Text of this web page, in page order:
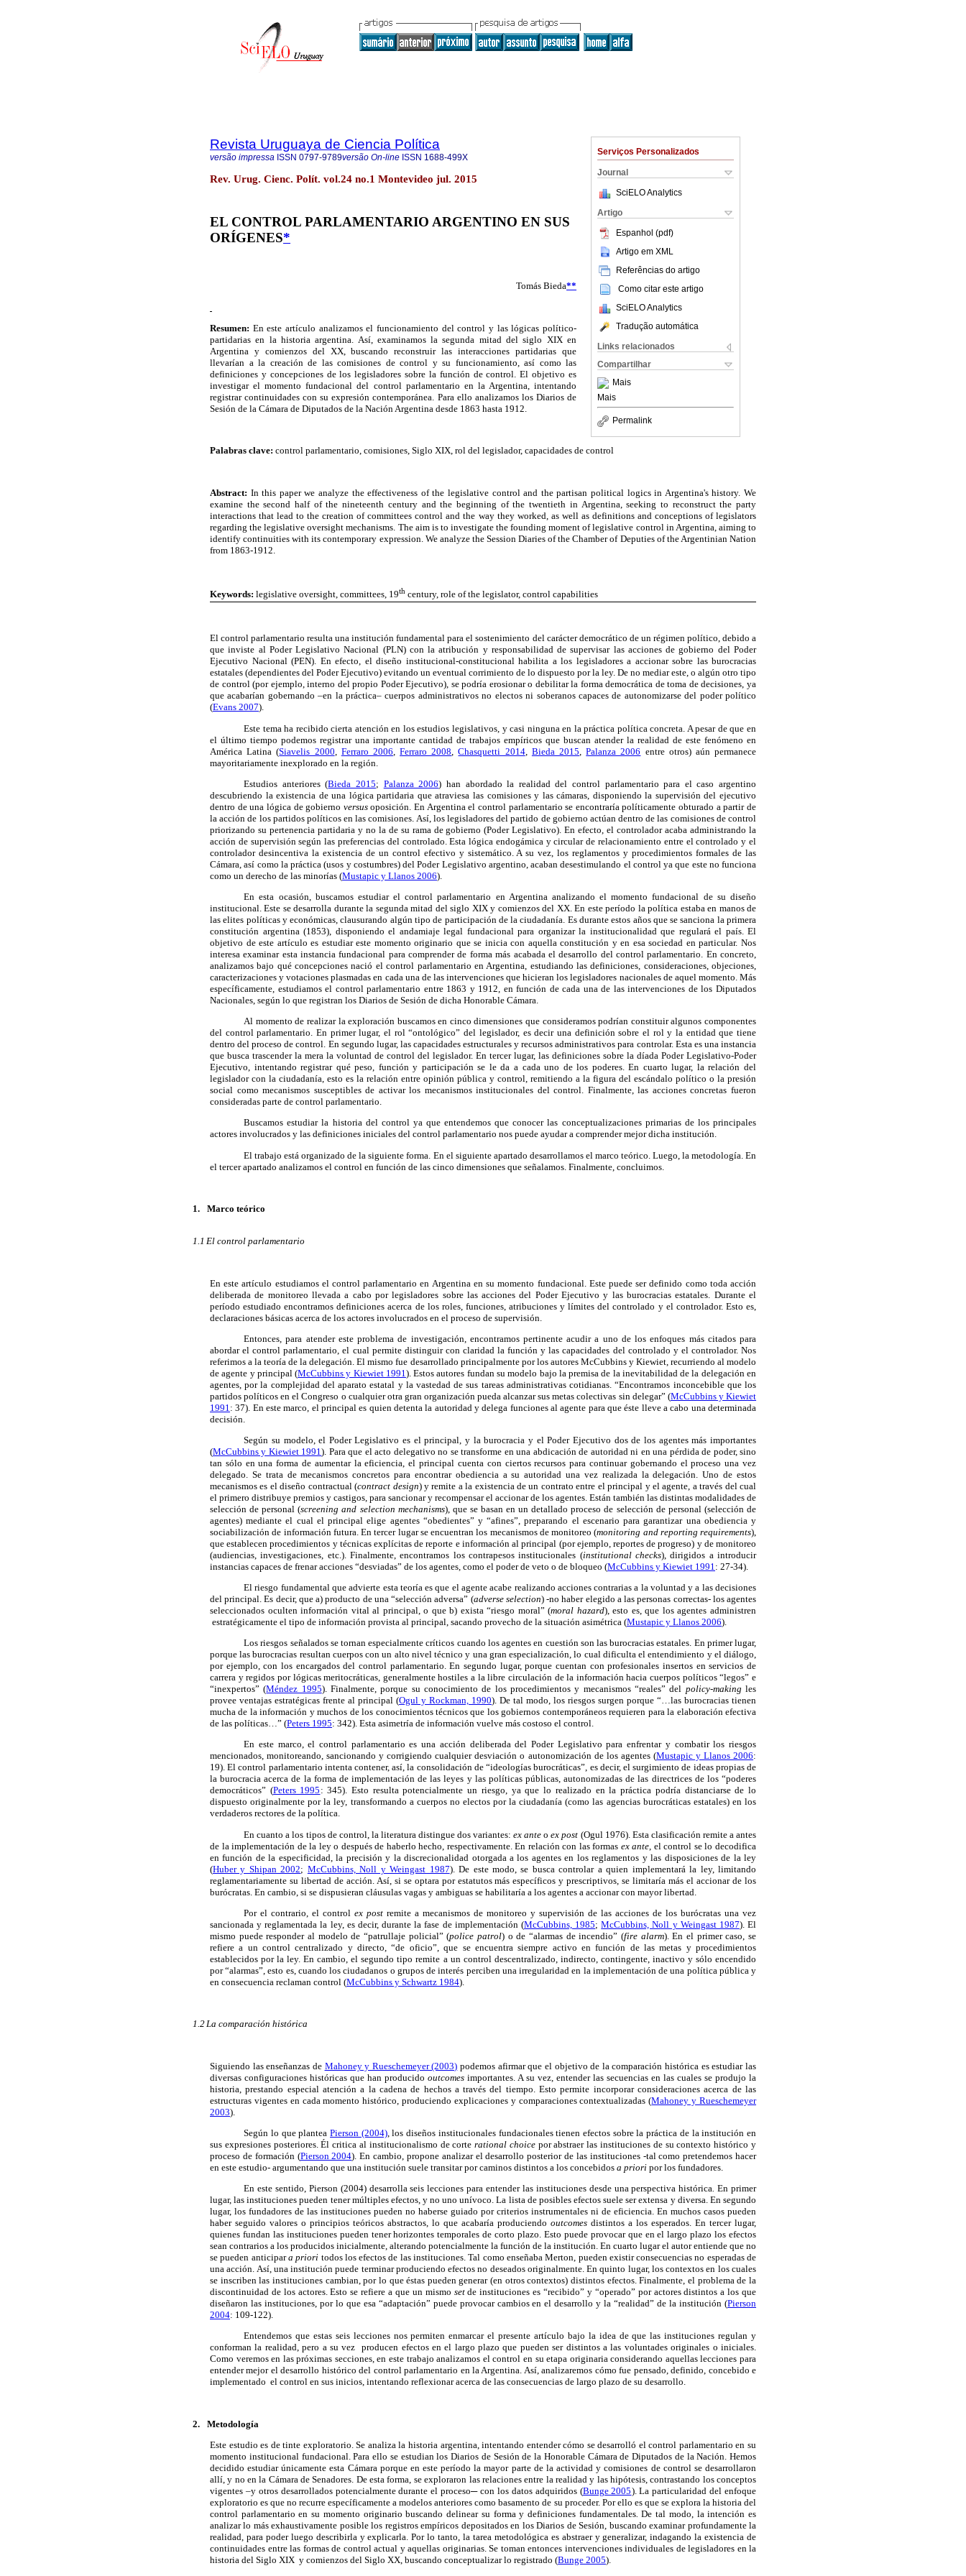
Serviços Personalizados
Journal
SciELO Analytics
Artigo
Espanhol (pdf)
Artigo em XML
Referências do artigo
Como citar este artigo
SciELO Analytics
Tradução automática
Links relacionados
Compartilhar
Mais
Mais
Permalink
Revista Uruguaya de Ciencia Política
versão impressa ISSN 0797-9789versão On-line ISSN 1688-499X
Rev. Urug. Cienc. Polít. vol.24 no.1 Montevideo jul. 2015
EL CONTROL PARLAMENTARIO ARGENTINO EN SUS
ORÍGENES*
Tomás Bieda**
Resumen: En este artículo analizamos el funcionamiento del control y las lógicas político-
partidarias en la historia argentina. Así, examinamos la segunda mitad del siglo XIX en
Argentina y comienzos del XX, buscando reconstruir las interacciones partidarias que
llevarían a la creación de las comisiones de control y su funcionamiento, así como las
definiciones y concepciones de los legisladores sobre la función de control. El objetivo es
investigar el momento fundacional del control parlamentario en la Argentina, intentando
registrar continuidades con su expresión contemporánea. Para ello analizamos los Diarios de
Sesión de la Cámara de Diputados de la Nación Argentina desde 1863 hasta 1912.
Palabras clave: control parlamentario, comisiones, Siglo XIX, rol del legislador, capacidades de control
Abstract: In this paper we analyze the effectiveness of the legislative control and the partisan political logics in Argentina's history. We
examine the second half of the nineteenth century and the beginning of the twentieth in Argentina , seeking to reconstruct the party
interactions that lead to the creation of committees control and the way they worked, as well as definitions and conceptions of legislators
regarding the legislative oversight mechanisms. The aim is to investigate the founding moment of legislative control in Argentina , aiming to
identify continuities with its contemporary expression. We analyze the Session Diaries of the Chamber of Deputies of the Argentinian Nation
from 1863-1912.
Keywords: legislative oversight, committees, 19th century, role of the legislator, control capabilities
El control parlamentario resulta una institución fundamental para el sostenimiento del carácter democrático de un régimen político, debido a
que inviste al Poder Legislativo Nacional (PLN) con la atribución y responsabilidad de supervisar las acciones de gobierno del Poder
Ejecutivo Nacional (PEN). En efecto, el diseño institucional-constitucional habilita a los legisladores a accionar sobre las burocracias
estatales (dependientes del Poder Ejecutivo) evitando un eventual corrimiento de lo dispuesto por la ley. De no mediar este, o algún otro tipo
de control (por ejemplo, interno del propio Poder Ejecutivo), se podría erosionar o debilitar la forma democrática de toma de decisiones, ya
que acabarían gobernando –en la práctica– cuerpos administrativos no electos ni soberanos capaces de autonomizarse del poder político
(Evans 2007).
Este tema ha recibido cierta atención en los estudios legislativos, y casi ninguna en la práctica política concreta. A pesar de que en
el último tiempo podemos registrar una importante cantidad de trabajos empíricos que buscan atender la realidad de este fenómeno en
América Latina (Siavelis 2000 Ferraro 2006 ,Ferraro 2008 ,Chasquetti 2014, Bieda 2015 ,Palanza 2006 entre otros) aún permanece
mayoritariamente inexplorado en la región.
Estudios anteriores (Bieda 2015; Palanza 2006) han abordado la realidad del control parlamentario para el caso argentino
descubriendo la existencia de una lógica partidaria que atraviesa las comisiones y las cámaras, disponiendo la supervisión del ejecutivo
dentro de una lógica de gobierno versusoposición. En Argentina el control parlamentario se encontraría políticamente obturado a partir de
la acción de los partidos políticos en las comisiones. Así, los legisladores del partido de gobierno actúan dentro de las comisiones de control
priorizando su pertenencia partidaria y no la de su rama de gobierno (Poder Legislativo). En efecto, el controlador acaba administrando la
acción de supervisión según las preferencias del controlado. Esta lógica endogámica y circular de relacionamiento entre el controlado y el
controlador desincentiva la existencia de un control efectivo y sistemático. A su vez, los reglamentos y procedimientos formales de las
Cámara, así como la práctica (usos y costumbres) del Poder Legislativo argentino, acaban desestimulando el control ya que este no funciona
como un derecho de las minorías (Mustapic y Llanos 2006).
En esta ocasión, buscamos estudiar el control parlamentario en Argentina analizando el momento fundacional de su diseño
institucional. Este se desarrolla durante la segunda mitad del siglo XIX y comienzos del XX. En este período la política estaba en manos de
las elites políticas y económicas, clausurando algún tipo de participación de la ciudadanía. Es durante estos años que se sanciona la primera
constitución argentina (1853), disponiendo el andamiaje legal fundacional para organizar la institucionalidad que regulará el país. El
objetivo de este artículo es estudiar este momento originario que se inicia con aquella constitución y en esa sociedad en particular. Nos
interesa examinar esta instancia fundacional para comprender de forma más acabada el desarrollo del control parlamentario. En concreto,
analizamos bajo qué concepciones nació el control parlamentario en Argentina, estudiando las definiciones, consideraciones, objeciones,
caracterizaciones y votaciones plasmadas en cada una de las intervenciones que hicieran los legisladores nacionales de aquel momento. Más
específicamente, estudiamos el control parlamentario entre 1863 y 1912, en función de cada una de las intervenciones de los Diputados
Nacionales, según lo que registran los Diarios de Sesión de dicha Honorable Cámara.
Al momento de realizar la exploración buscamos en cinco dimensiones que consideramos podrían constituir algunos componentes
del control parlamentario. En primer lugar, el rol “ontológico” del legislador, es decir una definición sobre el rol y la entidad que tiene
dentro del proceso de control. En segundo lugar, las capacidades estructurales y recursos administrativos para controlar. Esta es una instancia
que busca trascender la mera la voluntad de control del legislador. En tercer lugar, las definiciones sobre la díada Poder Legislativo-Poder
Ejecutivo, intentando registrar qué peso, función y participación se le da a cada uno de los poderes. En cuarto lugar, la relación del
legislador con la ciudadanía, esto es la relación entre opinión pública y control, remitiendo a la figura del escándalo político o la presión
social como mecanismos susceptibles de activar los mecanismos institucionales del control. Finalmente, las acciones concretas fueron
consideradas parte de control parlamentario.
Buscamos estudiar la historia del control ya que entendemos que conocer las conceptualizaciones primarias de los principales
actores involucrados y las definiciones iniciales del control parlamentario nos puede ayudar a comprender mejor dicha institución.
El trabajo está organizado de la siguiente forma. En el siguiente apartado desarrollamos el marco teórico. Luego, la metodología. En
el tercer apartado analizamos el control en función de las cinco dimensiones que señalamos. Finalmente, concluimos.
1. Marco teórico
1.1 El control parlamentario
En este artículo estudiamos el control parlamentario en Argentina en su momento fundacional. Este puede ser definido como toda acción
deliberada de monitoreo llevada a cabo por legisladores sobre las acciones del Poder Ejecutivo y las burocracias estatales. Durante el
período estudiado encontramos definiciones acerca de los roles, funciones, atribuciones y límites del controlado y el controlador. Esto es,
declaraciones básicas acerca de los actores involucrados en el proceso de supervisión.
Entonces, para atender este problema de investigación, encontramos pertinente acudir a uno de los enfoques más citados para
abordar el control parlamentario, el cual permite distinguir con claridad la función y las capacidades del controlado y el controlador. Nos
referimos a la teoría de la delegación. El mismo fue desarrollado principalmente por los autores McCubbins y Kiewiet, recurriendo al modelo
de agente y principal (McCubbins y Kiewiet 1991 ). Estos autores fundan su modelo bajo la premisa de la inevitabilidad de la delegación en
agentes, por la complejidad del aparato estatal y la vastedad de sus tareas administrativas cotidianas. “Encontramos inconcebible que los
partidos políticos en el Congreso o cualquier otra gran organización pueda alcanzar sus metas colectivas sin delegar” (McCubbins y Kiewiet
1991 : 37). En este marco, el principal es quien detenta la autoridad y delega funciones al agente para que éste lleve a cabo una determinada
decisión.
Según su modelo, el Poder Legislativo es el principal, y la burocracia y el Poder Ejecutivo dos de los agentes más importantes
(McCubbins y Kiewiet 1991). Para que el acto delegativo no se transforme en una abdicación de autoridad ni en una pérdida de poder, sino
tan sólo en una forma de aumentar la eficiencia, el principal cuenta con ciertos recursos para continuar gobernando el proceso una vez
delegado. Se trata de mecanismos concretos para encontrar obediencia a su autoridad una vez realizada la delegación. Uno de estos
mecanismos es el diseño contractual (contract design) y remite a la existencia de un contrato entre el principal y el agente, a través del cual
el primero distribuye premios y castigos, para sancionar y recompensar el accionar de los agentes. Están también las distintas modalidades de
selección de personal (screening and selection mechanisms), que se basan en un detallado proceso de selección de personal (selección de
agentes) mediante el cual el principal elige agentes “obedientes” y “afines”, preparando el escenario para garantizar una obediencia y
sociabilización de información futura. En tercer lugar se encuentran los mecanismos de monitoreo (monitoring and reporting requirements),
que establecen procedimientos y técnicas explícitas de reporte e información al principal (por ejemplo, reportes de progreso) y de monitoreo
(audiencias, investigaciones, etc.). Finalmente, encontramos los contrapesos institucionales (institutional checks), dirigidos a introducir
instancias capaces de frenar acciones “desviadas” de los agentes, como el poder de veto o de bloqueo (McCubbins y Kiewiet 1991 : 27-34).
El riesgo fundamental que advierte esta teoría es que el agente acabe realizando acciones contrarias a la voluntad y a las decisiones
del principal. Es decir, que a) producto de una “selección adversa” (adverse selection)-no haber elegido a las personas correctas-los agentes
seleccionados oculten información vital al principal, o que b) exista “riesgo moral” (moral hazard), esto es, que los agentes administren
estratégicamente el tipo de información provista al principal, sacando provecho de la situación asimétrica (Mustapic y Llanos 2006).
Los riesgos señalados se tornan especialmente críticos cuando los agentes en cuestión son las burocracias estatales. En primer lugar,
porque las burocracias resultan cuerpos con un alto nivel técnico y una gran especialización, lo cual dificulta el entendimiento y el diálogo,
por ejemplo, con los encargados del control parlamentario. En segundo lugar, porque cuentan con profesionales insertos en servicios de
carrera y regidos por lógicas meritocráticas, generalmente hostiles a la libre circulación de la información hacia cuerpos políticos “legos” e
“inexpertos” (Méndez 1995). Finalmente, porque su conocimiento de los procedimientos y mecanismos “reales” del policy-making les
provee ventajas estratégicas frente al principal (Ogul y Rockman, 1990). De tal modo, los riesgos surgen porque “…las burocracias tienen
mucha de la información y muchos de los conocimientos técnicos que los gobiernos contemporáneos requieren para la elaboración efectiva
de las políticas…” (Peters 1995: 342). Esta asimetría de información vuelve más costoso el control.
En este marco, el control parlamentario es una acción deliberada del Poder Legislativo para enfrentar y combatir los riesgos
mencionados, monitoreando, sancionando y corrigiendo cualquier desviación o autonomización de los agentes (Mustapic y Llanos 2006:
19). El control parlamentario intenta contener, así, la consolidación de “ideologías burocráticas”, es decir, el surgimiento de ideas propias de
la burocracia acerca de la forma de implementación de las leyes y las políticas públicas, autonomizadas de las directrices de los “poderes
democráticos” (Peters 1995 : 345). Esto resulta potencialmente un riesgo, ya que lo realizado en la práctica podría distanciarse de lo
dispuesto originalmente por la ley, transformando a cuerpos no electos por la ciudadanía (como las agencias burocráticas estatales) en los
verdaderos rectores de la política.
En cuanto a los tipos de control, la literatura distingue dos variantes:ex ante oex post (Ogul 1976). Esta clasificación remite a antes
de la implementación de la ley o después de haberlo hecho, respectivamente. En relación con las formas ex ante , el control se lo decodifica
en función de la especificidad, la precisión y la discrecionalidad otorgada a los agentes en los reglamentos y las disposiciones de la ley
(Huber y Shipan 2002; McCubbins, Noll y Weingast 1987). De este modo, se busca controlar a quien implementará la ley, limitando
reglamentariamente su libertad de acción. Así, si se optara por estatutos más específicos y prescriptivos, se limitaría más el accionar de los
burócratas. En cambio, si se dispusieran cláusulas vagas y ambiguas se habilitaría a los agentes a accionar con mayor libertad.
Por el contrario, el controlex post remite a mecanismos de monitoreo y supervisión de las acciones de los burócratas una vez
sancionada y reglamentada la ley, es decir, durante la fase de implementación (McCubbins, 1985;McCubbins, Noll y Weingast 1987). El
mismo puede responder al modelo de “patrullaje policial” (police patrol) o de “alarmas de incendio” (fire alarm). En el primer caso, se
refiere a un control centralizado y directo, “de oficio”, que se encuentra siempre activo en función de las metas y procedimientos
establecidos por la ley. En cambio, el segundo tipo remite a un control descentralizado, indirecto, contingente, inactivo y sólo encendido
por “alarmas”, esto es, cuando los ciudadanos o grupos de interés perciben una irregularidad en la implementación de una política pública y
en consecuencia reclaman control (McCubbins y Schwartz 1984).
1.2La comparación histórica
Siguiendo las enseñanzas de Mahoney y Rueschemeyer (2003) podemos afirmar que el objetivo de la comparación histórica es estudiar las
diversas configuraciones históricas que han producido outcomes importantes. A su vez, entender las secuencias en las cuales se produjo la
historia, prestando especial atención a la cadena de hechos a través del tiempo. Esto permite incorporar consideraciones acerca de las
estructuras vigentes en cada momento histórico, produciendo explicaciones y comparaciones contextualizadas (Mahoney y Rueschemeyer
2003).
Según lo que planteaPierson (2004), los diseños institucionales fundacionales tienen efectos sobre la práctica de la institución en
sus expresiones posteriores. Él critica al institucionalismo de corterational choicepor abstraer las instituciones de su contexto histórico y
proceso de formación (Pierson 2004). En cambio, propone analizar el desarrollo posterior de las instituciones -tal como pretendemos hacer
en este estudio- argumentando que una institución suele transitar por caminos distintos a los concebidos a priori por los fundadores.
En este sentido, Pierson (2004) desarrolla seis lecciones para entender las instituciones desde una perspectiva histórica .En primer
lugar, las instituciones pueden tener múltiples efectos, y no uno unívoco. La lista de posibles efectos suele ser extensa y diversa. En segundo
lugar, los fundadores de las instituciones pueden no haberse guiado por criterios instrumentales ni de eficiencia. En muchos casos pueden
haber seguido valores o principios teóricos abstractos, lo que acabaría produciendo outcomes distintos a los esperados. En tercer lugar,
quienes fundan las instituciones pueden tener horizontes temporales de corto plazo. Esto puede provocar que en el largo plazo los efectos
sean contrarios a los producidos inicialmente, alterando potencialmente la función de la institución. En cuarto lugar el autor entiende que no
se pueden anticipara priori todos los efectos de las instituciones. Tal como enseñaba Merton, pueden existir consecuencias no esperadas de
una acción. Así, una institución puede terminar produciendo efectos no deseados originalmente. En quinto lugar, los contextos en los cuales
se inscriben las instituciones cambian, por lo que éstas pueden generar (en otros contextos) distintos efectos. Finalmente, el problema de la
discontinuidad de los actores. Esto se refiere a que un mismo setde instituciones es “recibido” y “operado” por actores distintos a los que
diseñaron las instituciones, por lo que esa “adaptación” puede provocar cambios en el desarrollo y la “realidad” de la institución (Pierson
2004: 109-122).
Entendemos que estas seis lecciones nos permiten enmarcar el presente artículo bajo la idea de que las instituciones regulan y
conforman la realidad, pero a su vez producen efectos en el largo plazo que pueden ser distintos a las voluntades originales o iniciales.
Como veremos en las próximas secciones, en este trabajo analizamos el control en su etapa originaria considerando aquellas lecciones para
entender mejor el desarrollo histórico del control parlamentario en la Argentina. Así, analizaremos cómo fue pensado, definido, concebido e
implementado el control en sus inicios, intentando reflexionar acerca de las consecuencias de largo plazo de su desarrollo.
2.
Metodología
Este estudio es de tinte exploratorio. Se analiza la historia argentina, intentando entender cómo se desarrolló el control parlamentario en su
momento institucional fundacional. Para ello se estudian los Diarios de Sesión de la Honorable Cámara de Diputados de la Nación. Hemos
decidido estudiar únicamente esta Cámara porque en este período la mayor parte de la actividad y comisiones de control se desarrollaron
allí, y no en la Cámara de Senadores. De esta forma, se exploraron las relaciones entre la realidad y las hipótesis, contrastando los conceptos
vigentes –y otros desarrollados potencialmente durante el proceso─con los datos adquiridos (Bunge 2005). La particularidad del enfoque
exploratorio es que no recurre específicamente a modelos anteriores como basamento de su proceder. Por ello es que se explora la historia del
control parlamentario en su momento originario buscando delinear su forma y definiciones fundamentales.De tal modo, la intención es
analizar lo más exhaustivamente posible los registros empíricos depositados en los Diarios de Sesión, buscando examinar profundamente la
realidad, para poder luego describirla y explicarla. Por lo tanto, la tarea metodológica es abstraer y generalizar, indagando la existencia de
continuidades entre las formas de control actual y aquellas originarias. Se toman entonces intervenciones individuales de legisladores en la
historia del Siglo XIX y comienzos del Siglo XX, buscando conceptualizar lo registrado (Bunge 2005).